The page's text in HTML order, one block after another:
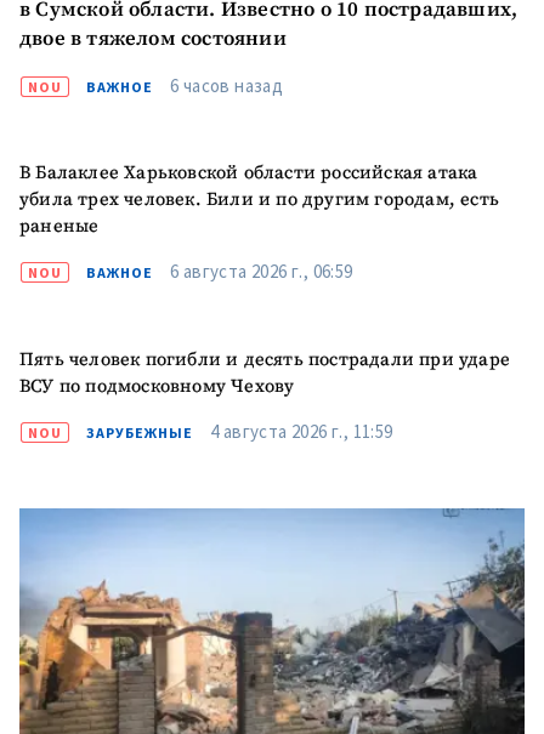
в Сумской области. Известно о 10 пострадавших,
двое в тяжелом состоянии
NOU ВАЖНОЕ 6 часов назад
В Балаклее Харьковской области российская атака
убила трех человек. Били и по другим городам, есть
раненые
NOU ВАЖНОЕ 6 августа 2026 г., 06:59
Пять человек погибли и десять пострадали при ударе
ВСУ по подмосковному Чехову
NOU ЗАРУБЕЖНЫЕ 4 августа 2026 г., 11:59
МОЯ НОВОСТЬ
+ Добавить
Фотография
изображение
Текст новости
новости
КОНТАКТНЫЙ ИСТОЧНИК
Электронная почта
+ Мой email
Телефон+ Личный телефон